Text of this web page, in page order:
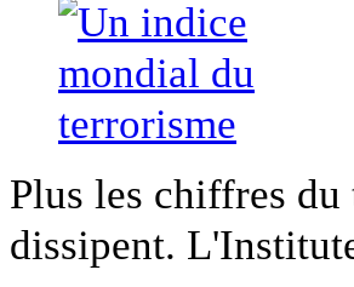
Plus les chiffres du
dissipent.